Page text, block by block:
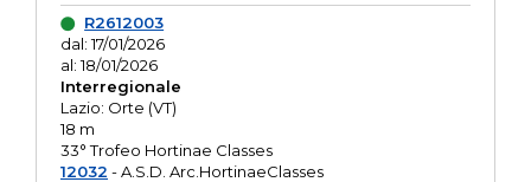
R2612003
dal: 17/01/2026
al: 18/01/2026
Interregionale
Lazio: Orte (VT)
18 m
33° Trofeo Hortinae Classes
12032 - A.S.D. Arc.HortinaeClasses